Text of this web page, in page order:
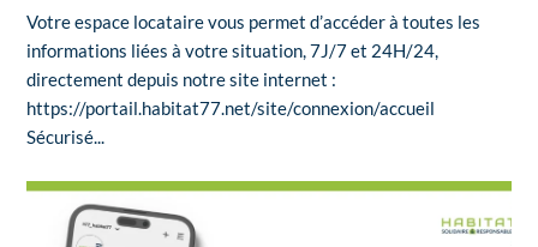
Votre espace locataire vous permet d’accéder à toutes les
informations liées à votre situation, 7J/7 et 24H/24,
directement depuis notre site internet :
https://portail.habitat77.net/site/connexion/accueil
Sécurisé...